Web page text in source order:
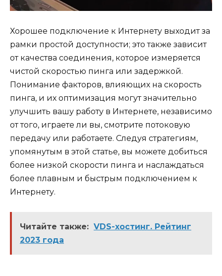
Хорошее подключение к Интернету выходит за
рамки простой доступности; это также зависит
от качества соединения, которое измеряется
чистой скоростью пинга или задержкой.
Понимание факторов, влияющих на скорость
пинга, и их оптимизация могут значительно
улучшить вашу работу в Интернете, независимо
от того, играете ли вы, смотрите потоковую
передачу или работаете. Следуя стратегиям,
упомянутым в этой статье, вы можете добиться
более низкой скорости пинга и наслаждаться
более плавным и быстрым подключением к
Интернету.
Читайте также: VDS-хостинг. Рейтинг
2023 года